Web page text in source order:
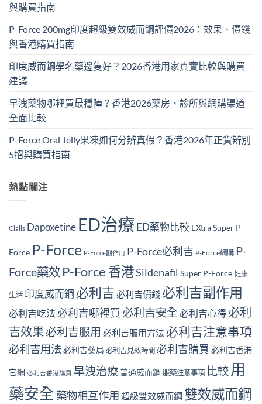
與購買指南
P-Force 200mg印度超級雙效威而鋼評價2026：效果、價錢
與香港購買指南
印度威而鋼學名藥邊隻好？2026香港用家真實比較與購買
建議
早洩藥物哪裡買最穩陣？香港2026藥房、診所與網購渠道
全面比較
P-Force Oral Jelly果凍如何分辨真假？香港2026年正貨辨別
5招與購買指南
熱點關注
Cialis Dapoxetine ED治療ED藥物比較 EXtra Super P-
Force P-Force P-Force副作用 P-Force必利吉 P-Force網購 P-
Force藥效 P-Force 香港Sildenafil Super P-Force 健康
生活 印度威而鋼 必利吉 必利吉價錢 必利吉副作用
必利吉吃法 必利吉哪裡買 必利吉安全必利吉心得必利
吉效果必利吉服用 必利吉服用方法必利吉注意事項
必利吉用法必利吉藥局 必利吉見效時間 必利吉購買 必利吉香港
官網 必利吉香港購買 早洩治療普通威而鋼 服藥注意事項 比較 用
藥安全 藥物相互作用 超級雙效威而鋼 雙效威而鋼